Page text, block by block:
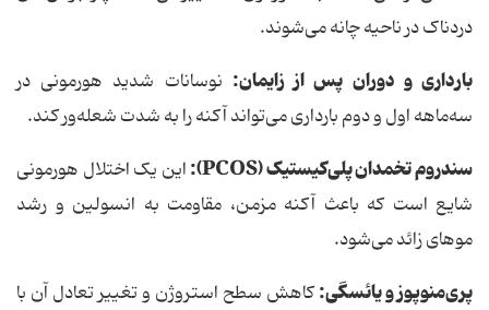
دردناک در ناحیه چانه می‌شوند.
بارداری و دوران پس از زایمان: نوسانات شدید هورمونی در
سه‌ماهه اول و دوم بارداری می‌تواند آکنه را به شدت شعله‌ور کند.
سندروم تخمدان پلی‌کیستیک (PCOS
):این یک اختلال هورمونی
شایع است که باعث آکنه مزمن، مقاومت به انسولین و رشد
موهای زائد می‌شود.
پری‌منوپوز و یائسگی:کاهش سطح استروژن و تغییر تعادل آن با